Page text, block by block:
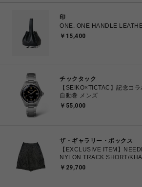
印
ONE. ONE HANDLE
￥15,400
チックタック
【SEIKO×TiCTAC】記念コ
自動巻 メンズ
￥55,000
ザ・ギャラリー・ボックス
【EXCLUSIVE ITEM】
NYLON TRACK SHORT/
￥29,700